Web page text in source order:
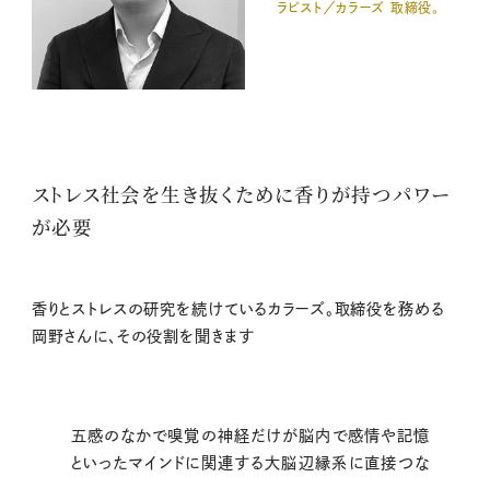
ラピスト／カラーズ 取締役。
ストレス社会を生き抜くために香りが持つパワー
が必要
香りとストレスの研究を続けているカラーズ。取締役を務める
岡野さんに、その役割を聞きます
五感のなかで嗅覚の神経だけが脳内で感情や記憶
といったマインドに関連する大脳辺縁系に直接つな